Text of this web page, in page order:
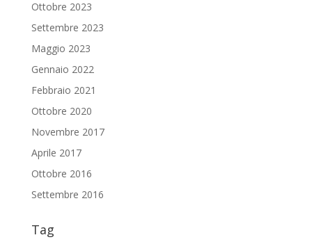
Ottobre 2023
Settembre 2023
Maggio 2023
Gennaio 2022
Febbraio 2021
Ottobre 2020
Novembre 2017
Aprile 2017
Ottobre 2016
Settembre 2016
Tag